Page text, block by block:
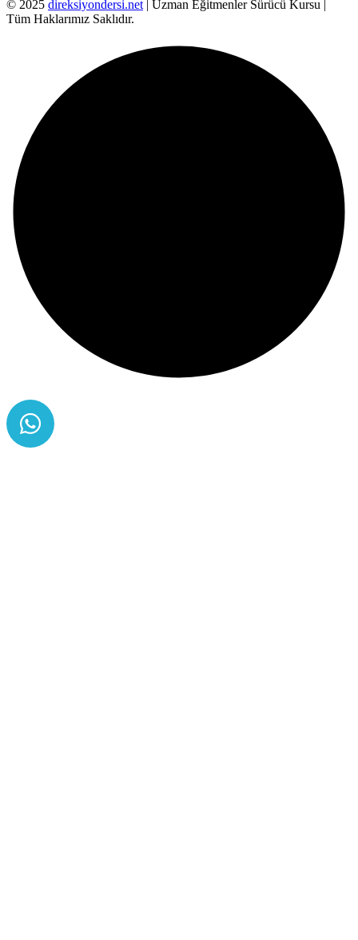
© 2025 direksiyondersi.net | Uzman Eğitmenler Sürücü Kursu |
Tüm Haklarımız Saklıdır.